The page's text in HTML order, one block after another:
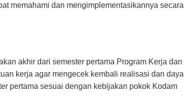
memahami dan mengimplementasikannya secara
akhir dari semester pertama Program Kerja dan
kerja agar mengecek kembali realisasi dan daya
pertama sesuai dengan kebijakan pokok Kodam